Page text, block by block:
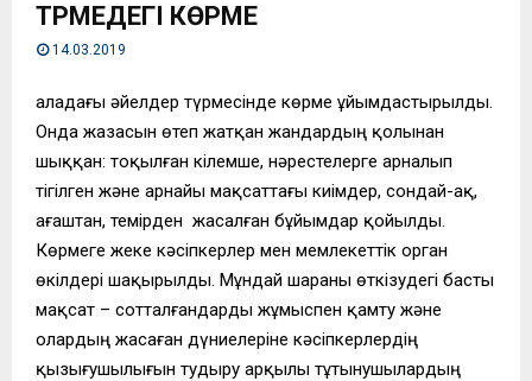
ТҮРМЕДЕГІ КӨРМЕ
14.03.2019
Қаладағы әйелдер түрмесінде көрме ұйымдастырылды.
Онда жазасын өтеп жатқан жандардың қолынан
шыққан: тоқылған кілемше, нәрестелерге арналып
тігілген және арнайы мақсаттағы киімдер, сондай-ақ,
ағаштан, темірден жасалған бұйымдар қойылды.
Көрмеге жеке кәсіпкерлер мен мемлекеттік орган
өкілдері шақырылды. Мұндай шараны өткізудегі басты
мақсат – сотталғандарды жұмыспен қамту және
олардың жасаған дүниелеріне кәсіпкерлердің
қызығушылығын тудыру арқылы тұтынушылардың